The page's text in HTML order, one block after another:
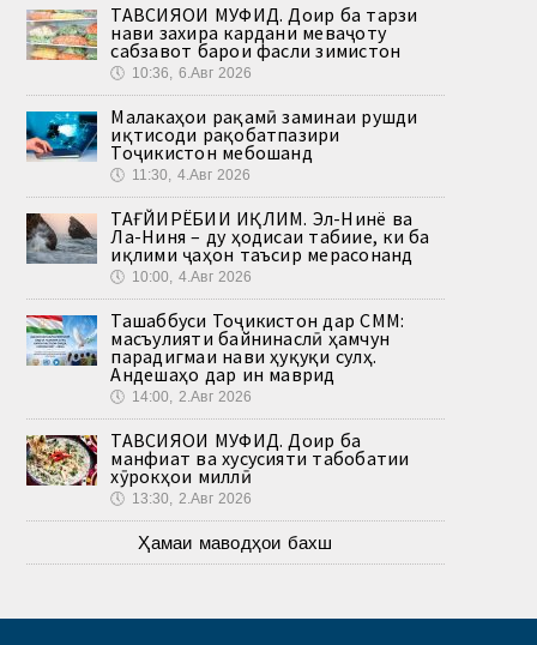
ТАВСИЯҲОИ МУФИД. Доир ба тарзи
нави захира кардани меваҷоту
сабзавот барои фасли зимистон
🕔 10:36, 6.Авг 2026
Малакаҳои рақамӣ заминаи рушди
иқтисоди рақобатпазири
Тоҷикистон мебошанд
🕔 11:30, 4.Авг 2026
ТАҒЙИРЁБИИ ИҚЛИМ. Эл-Нинё ва
Ла-Ниня – ду ҳодисаи табиие, ки ба
иқлими ҷаҳон таъсир мерасонанд
🕔 10:00, 4.Авг 2026
Ташаббуси Тоҷикистон дар СММ:
масъулияти байнинаслӣ ҳамчун
парадигмаи нави ҳуқуқи сулҳ.
Андешаҳо дар ин маврид
🕔 14:00, 2.Авг 2026
ТАВСИЯҲОИ МУФИД. Доир ба
манфиат ва хусусияти табобатии
хӯрокҳои миллӣ
🕔 13:30, 2.Авг 2026
Ҳамаи маводҳои бахш